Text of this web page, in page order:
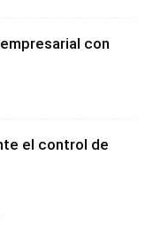
con
el control de